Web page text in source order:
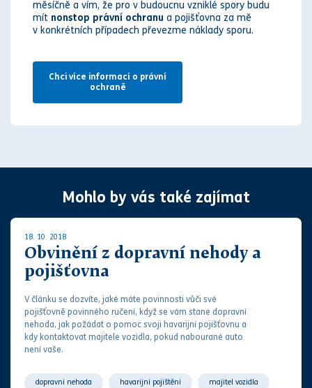
měsíčně a vím, že pro v budoucnu vzniklé spory budu
mít nonstop právní ochranu a pojišťovna za mě
v konkrétních případech převezme náklady sporu.
Chci více informací o právní
ochraně
Mohlo by vás také zajímat
18. 10. 2018
Obvinění z dopravní nehody a
pojišťovna
V článku se dozvíte, jaké máte povinnosti vůči své
pojišťovně povinného ručení, když se vám stane dopravní
nehoda, jak požádat o pomoc svoji havarijní pojišťovnu a
kdy kontaktovat majitele vozidla, pokud nabourané auto
není vaše.
dopravní nehoda havarijní pojištění majitel vozidla